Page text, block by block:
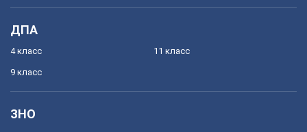
ДПА
4 класс
9 класс
11 класс
ЗНО